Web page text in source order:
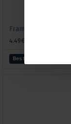
Frambozen jam 430
4.49€
Bestellen